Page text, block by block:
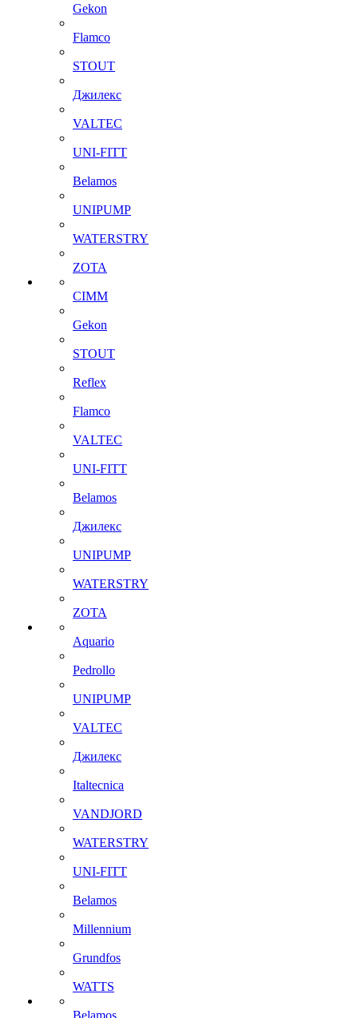
Gekon
Flamco
STOUT
Джилекс
VALTEC
UNI-FITT
Belamos
UNIPUMP
WATERSTRY
ZOTA
CIMM
Gekon
STOUT
Reflex
Flamco
VALTEC
UNI-FITT
Belamos
Джилекс
UNIPUMP
WATERSTRY
ZOTA
Aquario
Pedrollo
UNIPUMP
VALTEC
Джилекс
Italtecnica
VANDJORD
WATERSTRY
UNI-FITT
Belamos
Millennium
Grundfos
WATTS
Belamos